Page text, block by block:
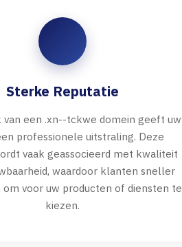
Sterke Reputatie
van een .xn--tckwe domein geeft uw
professionele uitstraling. Deze
vaak geassocieerd met kwaliteit
waardoor klanten sneller
om voor uw producten of diensten te
kiezen.